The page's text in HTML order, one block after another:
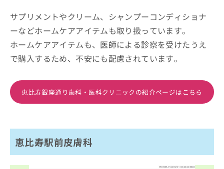
サプリメントやクリーム、シャンプーコンディショナ
ーなどホームケアアイテムも取り扱っています。
ホームケアアイテムも、医師による診察を受けたうえ
で購入するため、不安にも配慮されています。
恵比寿銀座通り歯科・医科クリニックの紹介ページはこちら
恵比寿駅前皮膚科